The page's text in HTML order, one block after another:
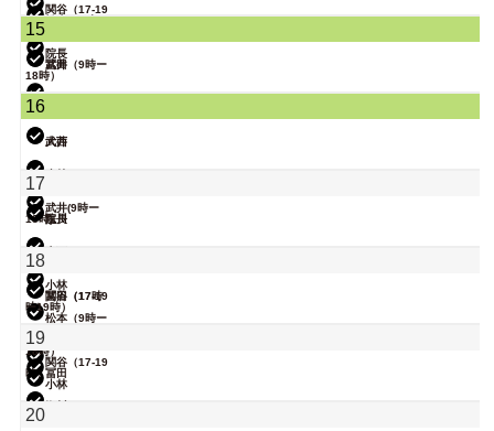
関谷（17-19
時）
院長
松本（9時ー
18時）
武井
関谷（17-19
時）
15
冨田（9時ー
18時）
武井
時）
院長
16
大西
武井(9時ー
18時)
ト
関谷（17-19
時）
17
塩川
小林
松本（9時ー
18時）
関谷（17-19
時）
18
冨田（17時
ー19時）
18時）
小林
19
冨田
20